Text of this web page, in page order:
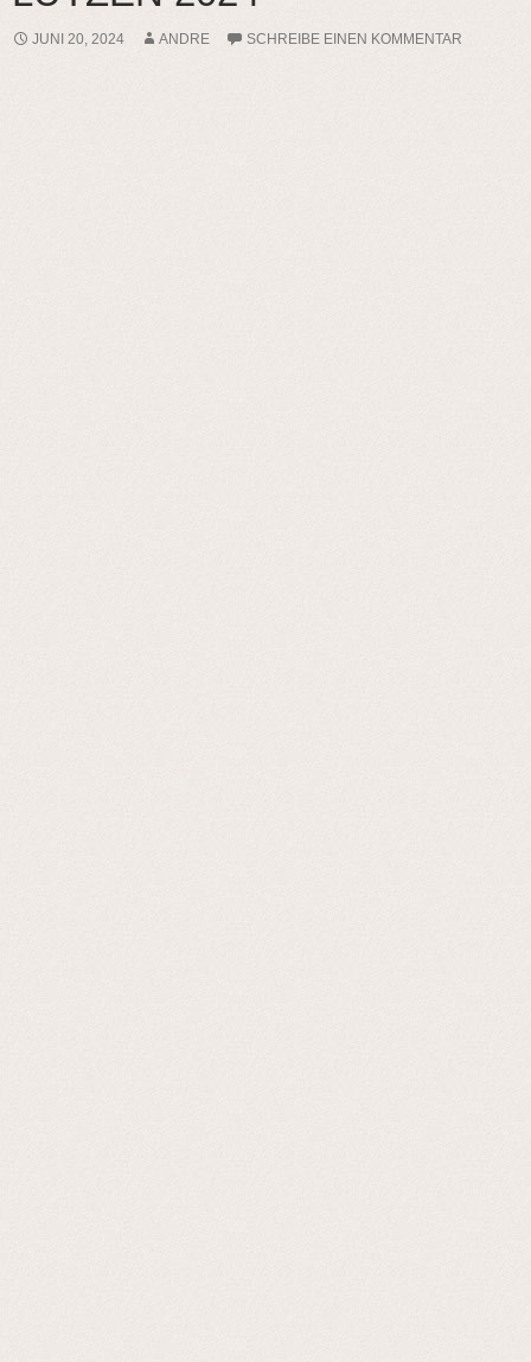
JUNI 20, 2024 ANDRE SCHREIBE EINEN KOMMENTAR